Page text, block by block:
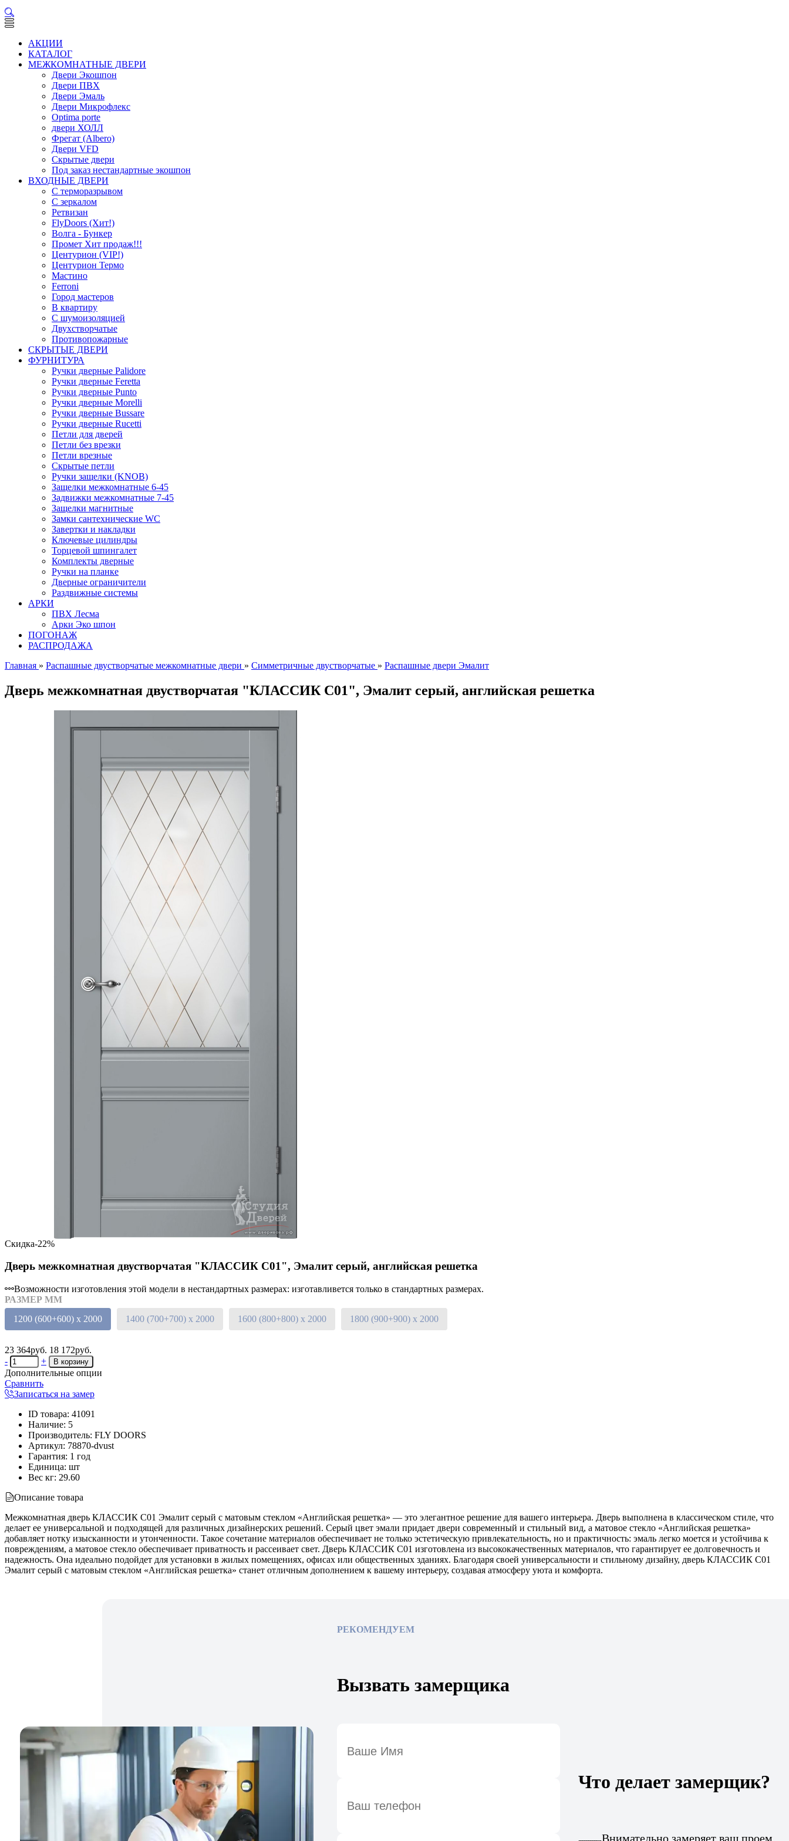
АКЦИИ
КАТАЛОГ
МЕЖКОМНАТНЫЕ ДВЕРИ
Двери Экошпон
Двери ПВХ
Двери Эмаль
Двери Микрофлекс
Optima porte
двери ХОЛЛ
Фрегат (Albero)
Двери VFD
Скрытые двери
Под заказ нестандартные экошпон
ВХОДНЫЕ ДВЕРИ
С терморазрывом
С зеркалом
Ретвизан
FlyDoors (Хит!)
Волга - Бункер
Промет Хит продаж!!!
Центурион (VIP!)
Центурион Термо
Мастино
Ferroni
Город мастеров
В квартиру
С шумоизоляцией
Двухстворчатые
Противопожарные
СКРЫТЫЕ ДВЕРИ
ФУРНИТУРА
Ручки дверные Palidore
Ручки дверные Feretta
Ручки дверные Punto
Ручки дверные Morelli
Ручки дверные Bussare
Ручки дверные Rucetti
Петли для дверей
Петли без врезки
Петли врезные
Скрытые петли
Ручки защелки (KNOB)
Защелки межкомнатные 6-45
Задвижки межкомнатные 7-45
Защелки магнитные
Замки сантехнические WC
Завертки и накладки
Ключевые цилиндры
Торцевой шпингалет
Комплекты дверные
Ручки на планке
Дверные ограничители
Раздвижные системы
АРКИ
ПВХ Лесма
Арки Эко шпон
ПОГОНАЖ
РАСПРОДАЖА
Главная » Распашные двустворчатые межкомнатные двери » Симметричные двустворчатые » Распашные двери Эмалит
Дверь межкомнатная двустворчатая "КЛАССИК C01", Эмалит серый, английская решетка
Скидка-22%
Дверь межкомнатная двустворчатая "КЛАССИК C01", Эмалит серый, английская решетка
Возможности изготовления этой модели в нестандартных размерах: изготавливется только в стандартных размерах.
РАЗМЕР ММ
1200 (600+600) х 2000
1400 (700+700) х 2000 1600 (800+800) х 2000 1800 (900+900) х 2000
23 364руб. 18 172руб.
-
+
Дополнительные опции
Сравнить
Записаться на замер
ID товара: 41091
Наличие: 5
Производитель: FLY DOORS
Артикул: 78870-dvust
Гарантия: 1 год
Единица: шт
Вес кг: 29.60
Описание товара
Межкомнатная дверь КЛАССИК C01 Эмалит серый с матовым стеклом «Английская решетка» — это элегантное решение для вашего интерьера. Дверь выполнена в классическом стиле, что
делает ее универсальной и подходящей для различных дизайнерских решений. Серый цвет эмали придает двери современный и стильный вид, а матовое стекло «Английская решетка»
добавляет нотку изысканности и утонченности. Такое сочетание материалов обеспечивает не только эстетическую привлекательность, но и практичность: эмаль легко моется и устойчива к
повреждениям, а матовое стекло обеспечивает приватность и рассеивает свет. Дверь КЛАССИК C01 изготовлена из высококачественных материалов, что гарантирует ее долговечность и
надежность. Она идеально подойдет для установки в жилых помещениях, офисах или общественных зданиях. Благодаря своей универсальности и стильному дизайну, дверь КЛАССИК C01
Эмалит серый с матовым стеклом «Английская решетка» станет отличным дополнением к вашему интерьеру, создавая атмосферу уюта и комфорта.
РЕКОМЕНДУЕМ
Вызвать замерщика
Что делает замерщик?
Внимательно замеряет ваш проем